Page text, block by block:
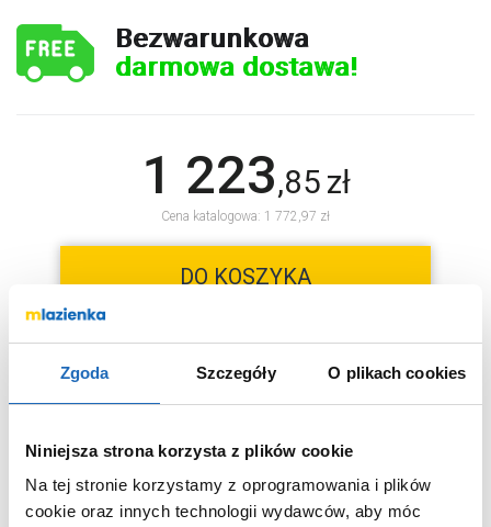
Zgoda Szczegóły O plikach cookies
Niniejsza strona korzysta z plików cookie
Na tej stronie korzystamy z oprogramowania i plików
cookie oraz innych technologii wydawców, aby móc
Bezwarunkowa
darmowa dostawa!
1 223,85 zł
Cena katalogowa: 1 772,97 zł
DO KOSZYKA
Wybierz wariant:
Chcesz zamówić telefonicznie?